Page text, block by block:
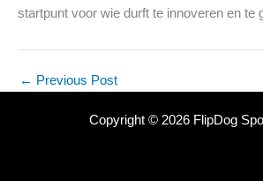
startpunt voor wie durft te innoveren en te
← Previous Post
Copyright © 2026 FlipDog